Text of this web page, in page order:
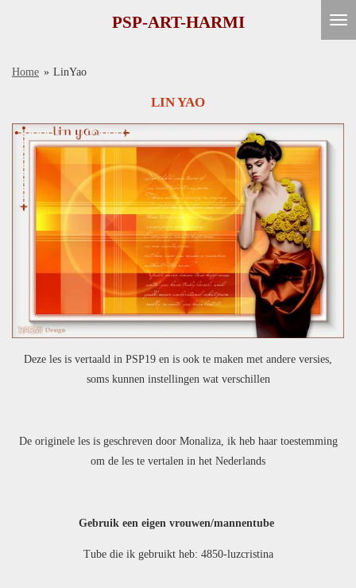
de
PSP-ART-HARMI
Home » LinYao
LIN YAO
Deze les is vertaald in PSP19 en is ook te maken met andere versies,
soms kunnen instellingen wat verschillen
De originele les is geschreven door Monaliza, ik heb haar toestemming
om de les te vertalen in het Nederlands
Gebruik een eigen vrouwen/mannentube
Tube die ik gebruikt heb: 4850-luzcristina